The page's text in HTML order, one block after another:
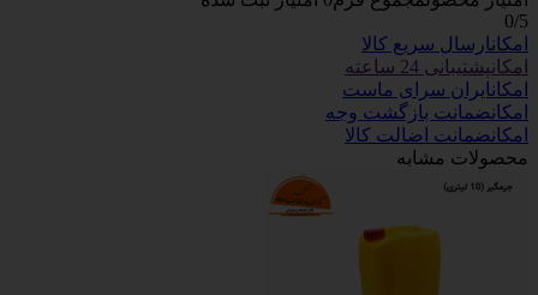
0/5
امکانارسال سریع کالا
امکانپشتیبانی 24 ساعته
امکانایران سرای ماست
امکانضمانت بازگشت وجه
امکانضمانت اضالت کالا
محصولات مشابه